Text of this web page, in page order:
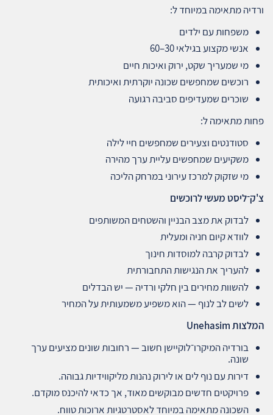
ורדיה מתאימה במיוחד ל:
משפחות עם ילדים
אנשי מקצוע בגילאי 30–60
מי שמעריך שקט, ירוק ואיכות חיים
רוכשים שמחפשים שכונה יוקרתית ואיכותית
שוכרים שמעדיפים סביבה רגועה
פחות מתאימה ל:
סטודנטים וצעירים שמחפשים חיי לילה
משקיעים שמחפשים עליית ערך מהירה
מי שזקוק למרכז עירוני במרחק הליכה
צ'ק־ליסט מעשי לרוכשים
לבדוק את מצב הבניין והשטחים המשותפים
לוודא קיום חניה ומעלית
לבדוק קרבה למוסדות חינוך
להעריך את הנגישות התחבורתית
להשוות מחירים בין חלקי ורדיה — יש הבדלים
לשים לב לנוף — הוא משפיע משמעותית על המחיר
המלצות
בורדיה המיקרו־לוקיישן חשוב — רחובות שונים מציעים ערך
שונה.
דירות עם נוף לים או לירוק נהנות מליקווידיות גבוהה.
פרויקטים חדשים מבוקשים מאוד, אך כדאי להיכנס מוקדם.
השכונה מתאימה במיוחד לאסטרטגיות ארוכות טווח.